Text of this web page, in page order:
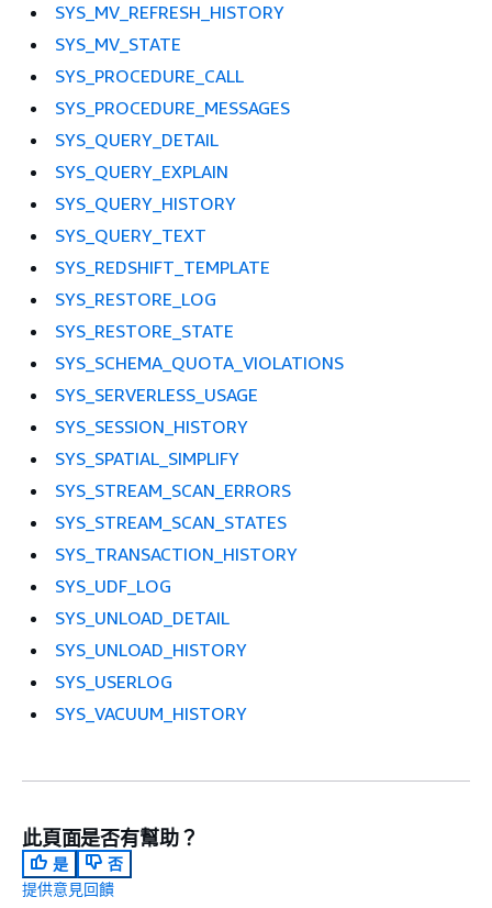
SYS_MV_REFRESH_HISTORY
SYS_MV_STATE
SYS_PROCEDURE_CALL
SYS_PROCEDURE_MESSAGES
SYS_QUERY_DETAIL
SYS_QUERY_EXPLAIN
SYS_QUERY_HISTORY
SYS_QUERY_TEXT
SYS_REDSHIFT_TEMPLATE
SYS_RESTORE_LOG
SYS_RESTORE_STATE
SYS_SCHEMA_QUOTA_VIOLATIONS
SYS_SERVERLESS_USAGE
SYS_SESSION_HISTORY
SYS_SPATIAL_SIMPLIFY
SYS_STREAM_SCAN_ERRORS
SYS_STREAM_SCAN_STATES
SYS_TRANSACTION_HISTORY
SYS_UDF_LOG
SYS_UNLOAD_DETAIL
SYS_UNLOAD_HISTORY
SYS_USERLOG
SYS_VACUUM_HISTORY
此頁面是否有幫助？
是
否
提供意見回饋